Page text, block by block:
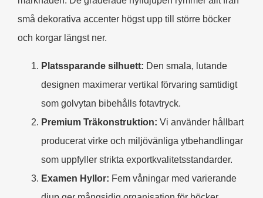
små dekorativa accenter högst upp till större böcker
och korgar längst ner.
Platssparande silhuett: Den smala, lutande
designen maximerar vertikal förvaring samtidigt
som golvytan bibehålls fotavtryck.
Premium Träkonstruktion: Vi använder hållbart
producerat virke och miljövänliga ytbehandlingar
som uppfyller strikta exportkvalitetsstandarder.
Examen Hyllor: Fem våningar med varierande